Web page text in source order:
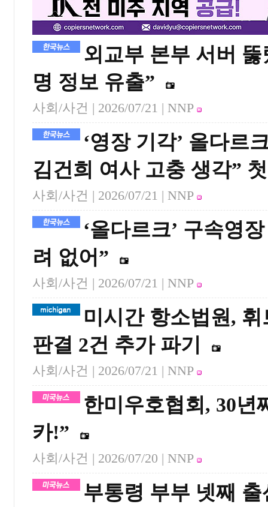
외교부 본부 서버
명 정보 유출”
사회/사건 | 2026/07/21 | NNP
‘영장 기각’ 올다르
김건희 여사 고충 생각”
사회/사건 | 2026/07/21 | NNP
‘올다르크’ 구속영
려 없어”
사회/사건 | 2026/07/21 | NNP
미시간 항소법원,
판결 2건 추가 파기
사회/사건 | 2026/07/21 | NNP
한미우호협회, 30년
카!”
사회/사건 | 2026/07/20 | NNP
부통령 부부 넷째